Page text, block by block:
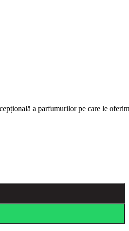
a parfumurilor pe care le oferim